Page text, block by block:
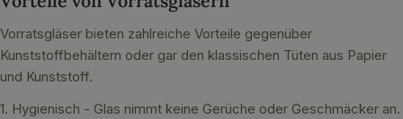
Vorratsgläser bieten zahlreiche Vorteile gegenüber
Kunststoffbehältern oder gar den klassischen Tüten aus Papier
und Kunststoff.
1. Hygienisch - Glas nimmt keine Gerüche oder Geschmäcker an.